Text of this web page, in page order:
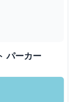
パーカー